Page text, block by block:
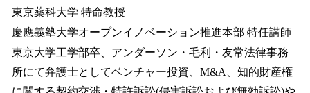
東京薬科大学 特命教授
慶應義塾大学オープンイノベーション推進本部 特任講師
東京大学工学部卒、アンダーソン・毛利・友常法律事務
所にて弁護士としてベンチャー投資、M&A、知的財産権